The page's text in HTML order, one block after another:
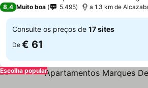
8,4 Muito boa 5.495 a 1.3 km de
Consulte os preços de 17 sites
De € 61
Escolha popular